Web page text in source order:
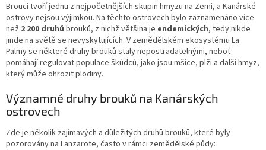
Brouci tvoří jednu z nejpočetnějších skupin hmyzu na Zemi, a Kanárské
ostrovy nejsou výjimkou. Na těchto ostrovech bylo zaznamenáno více
než 2 200 druhů brouků, z nichž většina je endemických, tedy nikde
jinde na světě se nevyskytujících. V zemědělském ekosystému La
Palmy se některé druhy brouků staly nepostradatelnými, neboť
pomáhají regulovat populace škůdců, jako jsou mšice, plži a další hmyz,
který může ohrozit plodiny.
Významné druhy brouků na Kanárských
ostrovech
Zde je několik zajímavých a důležitých druhů brouků, které byly
pozorovány na Lanzarote, často v rámci zemědělské půdy: